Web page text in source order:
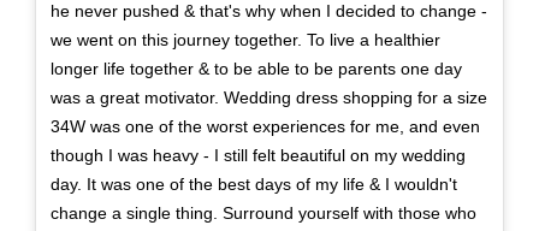
he never pushed & that's why when I decided to change -
we went on this journey together. To live a healthier
longer life together & to be able to be parents one day
was a great motivator. Wedding dress shopping for a size
34W was one of the worst experiences for me, and even
though I was heavy - I still felt beautiful on my wedding
day. It was one of the best days of my life & I wouldn't
change a single thing. Surround yourself with those who